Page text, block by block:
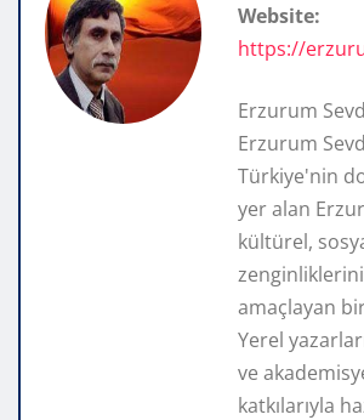
Website:
https://
Erzurum
Erzurum
Türkiye'nin
yer alan
kültürel,
zenginliklerini
amaçlayan
Yerel
ve
katkılarıyla